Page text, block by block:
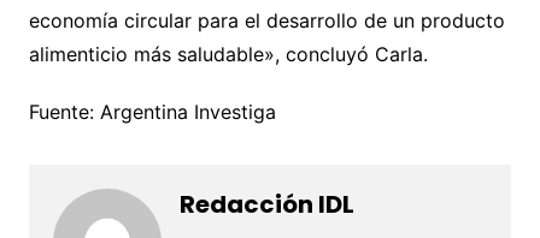
economía circular para el desarrollo de un producto
alimenticio más saludable», concluyó Carla.
Fuente: Argentina Investiga
Redacción IDL